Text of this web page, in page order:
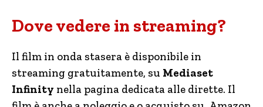
Dove vedere in streaming?
Il film in onda stasera è disponibile in
streaming gratuitamente, su Mediaset
Infinity nella pagina dedicata alle dirette. Il